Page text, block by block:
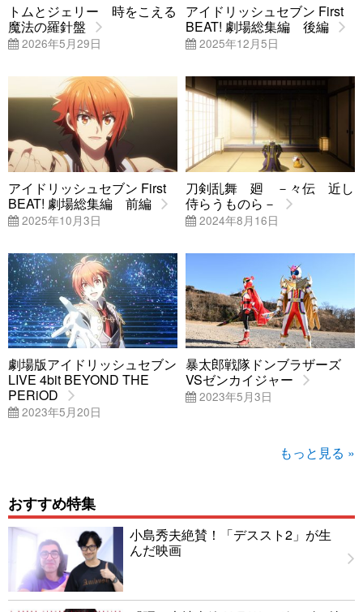
トムとジェリー 時をこえる
魔法の羅針盤
2026年5月29日
アイドリッシュセブン First
BEAT! 劇場総集編 後編
2025年12月5日
アイドリッシュセブン First
BEAT! 劇場総集編 前編
2025年10月3日
刀剣乱舞 廻 －々伝 近し
侍らうものら－
2024年8月16日
劇場版アイドリッシュセブン
LIVE 4bit BEYOND THE
PERiOD
2023年5月20日
暴太郎戦隊ドンブラザーズ
VSゼンカイジャー
2023年5月3日
もっと見る »
おすすめ特集
小島秀夫絶賛！「デススト2」が生
んだ映画